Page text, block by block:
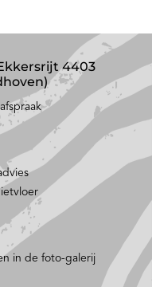
4403
in de foto-galerij